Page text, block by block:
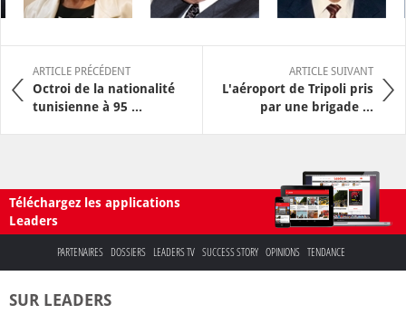
ARTICLE PRÉCÉDENT
Octroi de la nationalité
tunisienne à 95 ...
ARTICLE SUIVANT
L'aéroport de Tripoli pris
par une brigade ...
Téléchargez les applications
Leaders
PARTENAIRES DOSSIERS LEADERS TV SUCCESS STORY OPINIONS TENDANCE
SUR LEADERS